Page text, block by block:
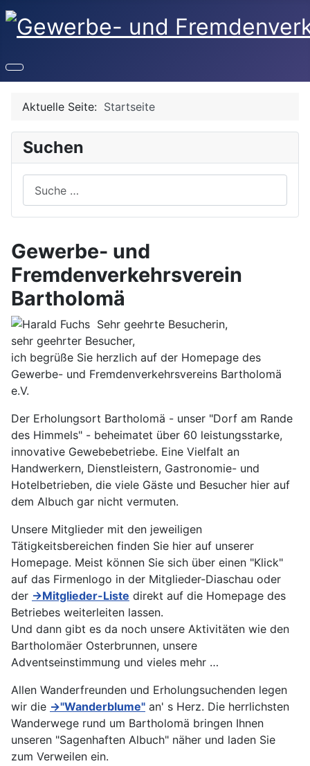
Aktuelle Seite: Startseite
Suchen
Gewerbe- und
Fremdenverkehrsverein
Bartholomä
Sehr geehrte Besucherin,
sehr geehrter Besucher,
ich begrüße Sie herzlich auf der Homepage des
Gewerbe- und Fremdenverkehrsvereins Bartholomä
e.V.
Der Erholungsort Bartholomä - unser "Dorf am Rande
des Himmels" - beheimatet über 60 leistungsstarke,
innovative Gewebebetriebe. Eine Vielfalt an
Handwerkern, Dienstleistern, Gastronomie- und
Hotelbetrieben, die viele Gäste und Besucher hier auf
dem Albuch gar nicht vermuten.
Unsere Mitglieder mit den jeweiligen
Tätigkeitsbereichen finden Sie hier auf unserer
Homepage. Meist können Sie sich über einen "Klick"
auf das Firmenlogo in der Mitglieder-Diaschau oder
der →Mitglieder-Liste direkt auf die Homepage des
Betriebes weiterleiten lassen.
Und dann gibt es da noch unsere Aktivitäten wie den
Bartholomäer Osterbrunnen, unsere
Adventseinstimmung und vieles mehr …
Allen Wanderfreunden und Erholungsuchenden legen
wir die →"Wanderblume" an' s Herz. Die herrlichsten
Wanderwege rund um Bartholomä bringen Ihnen
unseren "Sagenhaften Albuch" näher und laden Sie
zum Verweilen ein.